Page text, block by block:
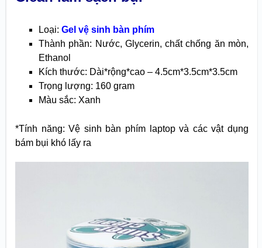
Loại: Gel vệ sinh bàn phím
Thành phần: Nước, Glycerin, chất chống ăn mòn,
Ethanol
Kích thước: Dài*rộng*cao – 4.5cm*3.5cm*3.5cm
Trọng lượng: 160 gram
Màu sắc: Xanh
*Tính năng: Vệ sinh bàn phím laptop và các vật dụng
bám bụi khó lấy ra